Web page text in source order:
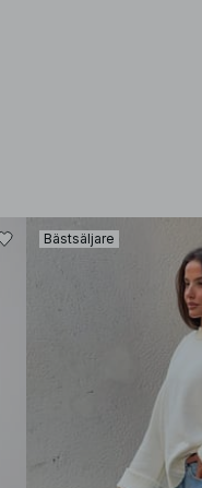
Bästsäljare